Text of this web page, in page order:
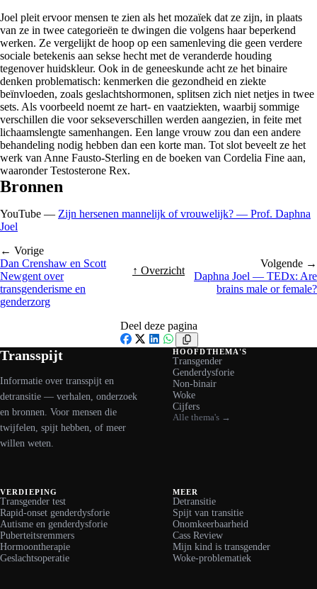
Joel pleit ervoor mensen te zien als het mozaïek dat ze zijn, in plaats
van ze in twee categorieën te dwingen die volgens haar beperkend
werken. Ze vergelijkt de hoop op een samenleving die geen verdere
sociale betekenis aan sekse hecht met de veranderde houding
tegenover huidskleur. Ook in de geneeskunde acht ze het binaire
denken problematisch: kenmerken die gezondheid en ziekte
beïnvloeden, zoals geslachtshormonen, splitsen zich niet netjes in twee
sets. Als voorbeeld noemt ze hart- en vaatziekten, waarbij sommige
verschillen die voor sekseverschillen werden aangezien, in feite met
lichaamslengte samenhangen. Een lange vrouw zou dan een andere
behandeling nodig hebben dan een korte man. Tot slot beveelt ze het
werk van Anne Fausto-Sterling en de boeken van Cordelia Fine aan,
waaronder Testosterone Rex.
Bronnen
YouTube — Zijn hersenen mannelijk of vrouwelijk? — Prof. Daphna
Joel
← Vorige
Dan Crenshaw en Scott
Newgent over
transgenderisme en
genderzorg
↑ Overzicht
Volgende →
Daphna Joel — TEDx: Are
brains male or female?
Deel deze pagina
Facebook
X LinkedIn
WhatsApp
Transspijt
Informatie over transspijt en
detransitie — verhalen, onderzoek
en bronnen. Voor mensen die
twijfelen, spijt hebben, of meer
willen weten.
HOOFDTHEMA'S
Transgender
Genderdysforie
Non-binair
Woke
Cijfers
Alle thema's →
VERDIEPING
Transgender test
Rapid-onset genderdysforie
Autisme en genderdysforie
Puberteitsremmers
Hormoontherapie
Geslachtsoperatie
MEER
Detransitie
Spijt van transitie
Onomkeerbaarheid
Cass Review
Mijn kind is transgender
Woke-problematiek